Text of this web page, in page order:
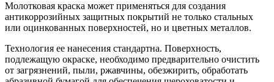
Молотковая краска может применяться для создания
антикоррозийных защитных покрытий не только стальных
или оцинкованных поверхностей, но и цветных металлов.
Технология ее нанесения стандартна. Поверхность,
подлежащую окраске, необходимо предварительно очистить
от загрязнений, пыли, ржавчины, обезжирить, обработать